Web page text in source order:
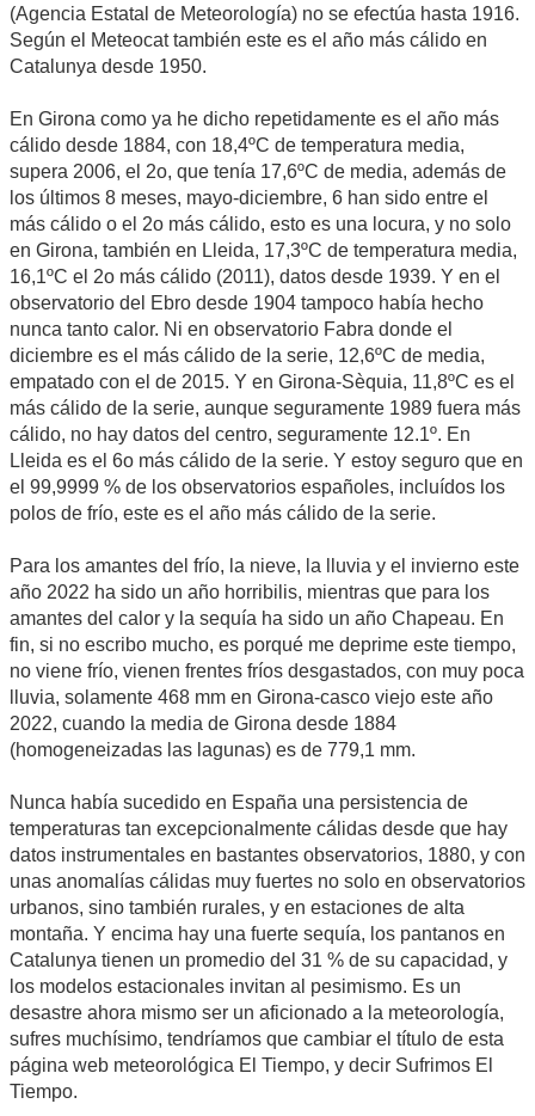
(Agencia Estatal de Meteorología) no se efectúa hasta 1916.
Según el Meteocat también este es el año más cálido en
Catalunya desde 1950.
En Girona como ya he dicho repetidamente es el año más
cálido desde 1884, con 18,4ºC de temperatura media,
supera 2006, el 2o, que tenía 17,6ºC de media, además de
los últimos 8 meses, mayo-diciembre, 6 han sido entre el
más cálido o el 2o más cálido, esto es una locura, y no solo
en Girona, también en Lleida, 17,3ºC de temperatura media,
16,1ºC el 2o más cálido (2011), datos desde 1939. Y en el
observatorio del Ebro desde 1904 tampoco había hecho
nunca tanto calor. Ni en observatorio Fabra donde el
diciembre es el más cálido de la serie, 12,6ºC de media,
empatado con el de 2015. Y en Girona-Sèquia, 11,8ºC es el
más cálido de la serie, aunque seguramente 1989 fuera más
cálido, no hay datos del centro, seguramente 12.1º. En
Lleida es el 6o más cálido de la serie. Y estoy seguro que en
el 99,9999 % de los observatorios españoles, incluídos los
polos de frío, este es el año más cálido de la serie.
Para los amantes del frío, la nieve, la lluvia y el invierno este
año 2022 ha sido un año horribilis, mientras que para los
amantes del calor y la sequía ha sido un año Chapeau. En
fin, si no escribo mucho, es porqué me deprime este tiempo,
no viene frío, vienen frentes fríos desgastados, con muy poca
lluvia, solamente 468 mm en Girona-casco viejo este año
2022, cuando la media de Girona desde 1884
(homogeneizadas las lagunas) es de 779,1 mm.
Nunca había sucedido en España una persistencia de
temperaturas tan excepcionalmente cálidas desde que hay
datos instrumentales en bastantes observatorios, 1880, y con
unas anomalías cálidas muy fuertes no solo en observatorios
urbanos, sino también rurales, y en estaciones de alta
montaña. Y encima hay una fuerte sequía, los pantanos en
Catalunya tienen un promedio del 31 % de su capacidad, y
los modelos estacionales invitan al pesimismo. Es un
desastre ahora mismo ser un aficionado a la meteorología,
sufres muchísimo, tendríamos que cambiar el título de esta
página web meteorológica El Tiempo, y decir Sufrimos El
Tiempo.